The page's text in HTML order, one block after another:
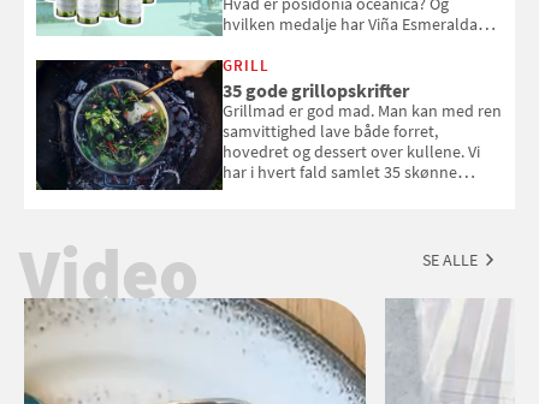
hvilken medalje har Viña Esmeralda
med i Samvirkes skønne vinquiz, hvor
du kan vinde 6 flasker vin fra Viña
Esmeralda. Konkurrencen slutter 1.
september 2026.
GRILL
35 gode grillopskrifter
Grillmad er god mad. Man kan med ren
samvittighed lave både forret,
hovedret og dessert over kullene. Vi
har i hvert fald samlet 35 skønne
Video SE ALLE